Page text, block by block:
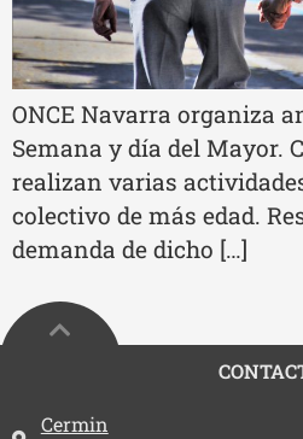
ONCE Navarra organiza
Semana y día del Mayor.
realizan varias
colectivo de más edad.
demanda de dicho […]
Dirección:
Cermin